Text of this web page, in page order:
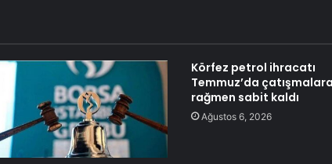
Körfez petrol ihracatı
Temmuz’da çatışmalara
rağmen sabit kaldı
Ağustos 6, 2026